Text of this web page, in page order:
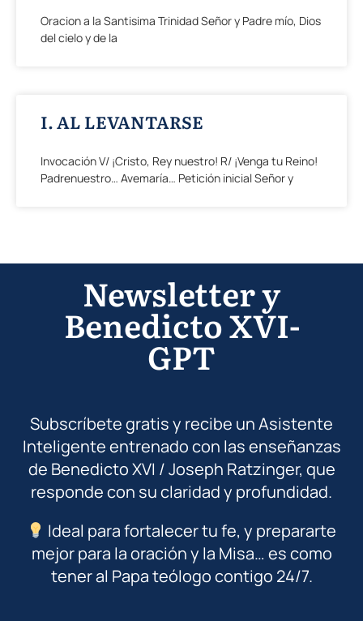
Oracion a la Santisima Trinidad Señor y Padre mío, Dios
del cielo y de la
I. AL LEVANTARSE
Invocación V/ ¡Cristo, Rey nuestro! R/ ¡Venga tu Reino!
Padrenuestro… Avemaría… Petición inicial Señor y
Newsletter y
Benedicto XVI-
GPT
Subscríbete gratis y recibe un Asistente
Inteligente entrenado con las enseñanzas
de Benedicto XVI / Joseph Ratzinger, que
responde con su claridad y profundidad.
Ideal para fortalecer tu fe, y prepararte
mejor para la oración y la Misa… es como
tener al Papa teólogo contigo 24/7.